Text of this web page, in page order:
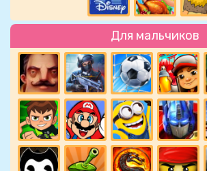
Для мальчиков